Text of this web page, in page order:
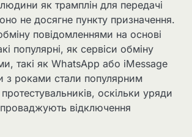
як трамплін для передачі
не досягне пункту призначення.
повідомленнями на основі
популярні, як сервіси обміну
такі як WhatsApp або iMessage
з роками стали популярним
оскільки уряди
відключення